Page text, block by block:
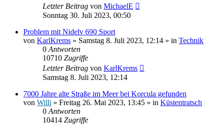
Letzter Beitrag von MichaelE
Sonntag 30. Juli 2023, 00:50
Problem mit Nidelv 690 Sport
von KarlKrems » Samstag 8. Juli 2023, 12:14 » in Technik
0 Antworten
10710 Zugriffe
Letzter Beitrag von KarlKrems
Samstag 8. Juli 2023, 12:14
7000 Jahre alte Straße im Meer bei Korcula gefunden
von Willi » Freitag 26. Mai 2023, 13:45 » in Küstentratsch
0 Antworten
10414 Zugriffe